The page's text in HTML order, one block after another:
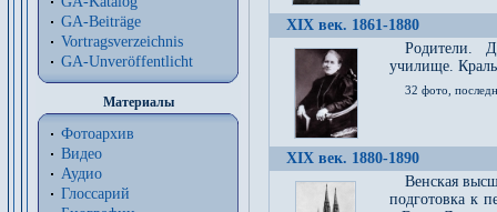
GA-Beiträge
Vortragsverzeichnis
GA-Unveröffentlicht
Материалы
Фотоархив
Видео
Аудио
Глоссарий
XIX век. 1861-1880
Родители.
училище.
32 фото,
XIX век. 1880-1890
Венская
подготовка к